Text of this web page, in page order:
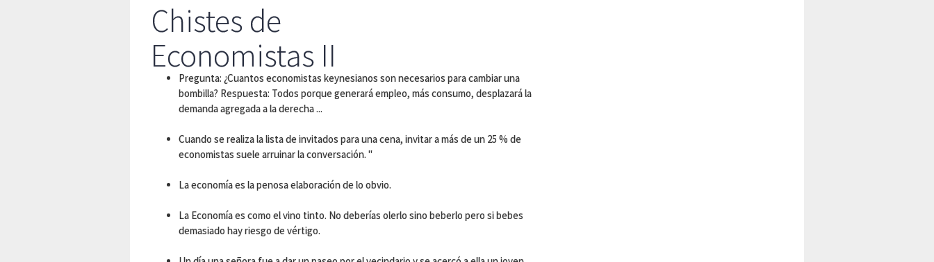
Chistes de
Economistas II
Pregunta: ¿Cuantos economistas keynesianos son necesarios para cambiar una
bombilla? Respuesta: Todos porque generará empleo, más consumo, desplazará la
demanda agregada a la derecha ...
Cuando se realiza la lista de invitados para una cena, invitar a más de un 25 % de
economistas suele arruinar la conversación. "
La economía es la penosa elaboración de lo obvio.
La Economía es como el vino tinto. No deberías olerlo sino beberlo pero si bebes
demasiado hay riesgo de vértigo.